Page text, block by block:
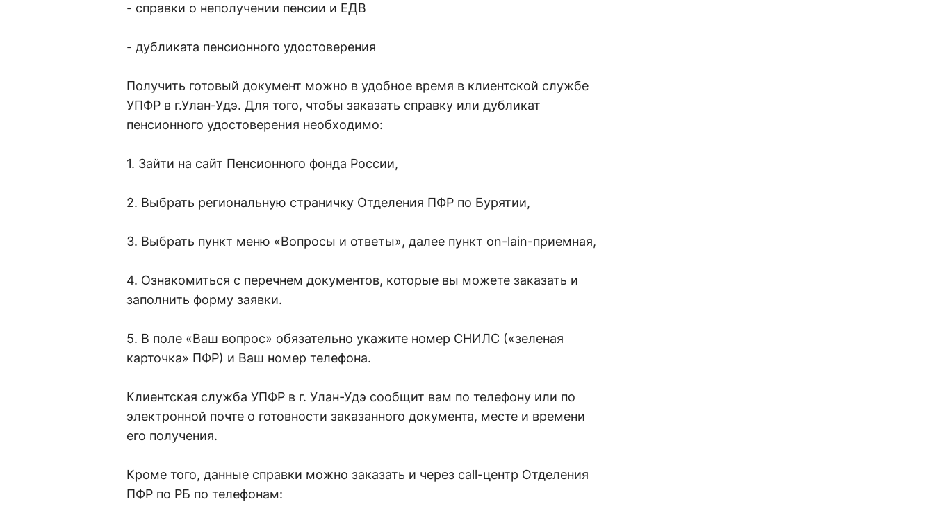
- справки о неполучении пенсии и ЕДВ
- дубликата пенсионного удостоверения
Получить готовый документ можно в удобное время в клиентской службе
УПФР в г.Улан-Удэ. Для того, чтобы заказать справку или дубликат
пенсионного удостоверения необходимо:
1. Зайти на сайт Пенсионного фонда России,
2. Выбрать региональную страничку Отделения ПФР по Бурятии,
3. Выбрать пункт меню «Вопросы и ответы», далее пункт on-lain-приемная,
4. Ознакомиться с перечнем документов, которые вы можете заказать и
заполнить форму заявки.
5. В поле «Ваш вопрос» обязательно укажите номер СНИЛС («зеленая
карточка» ПФР) и Ваш номер телефона.
Клиентская служба УПФР в г. Улан-Удэ сообщит вам по телефону или по
электронной почте о готовности заказанного документа, месте и времени
его получения.
Кроме того, данные справки можно заказать и через call-центр Отделения
ПФР по РБ по телефонам: